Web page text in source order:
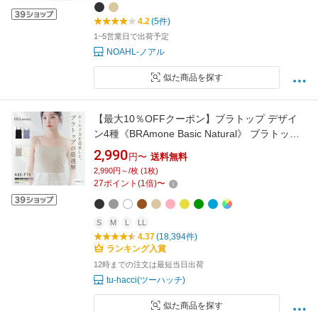
高身長 ノアル 260429 0945
4.2(5件)
1~5営業日で出荷予定
NOAHL-ノアル
似た商品を探す
【最大10％OFFクーポン】ブラトップ デザイ
ン4種《BRAmone Basic Natural》 ブラトップ
キャミソール 綿 締め付けない ブラキャミ ノン
ワイヤー カップ付きインナー カップ付きキャ
ミ 3way レディース ルームウェア 下着 イチオ
2,990 円〜 送料無料
2,990円～/枚 (1枚)
27ポイント (1倍)〜
S M L LL
4.37(18,394件)
ランキング入賞
12時までの注文は最短当日出荷
tu-hacci(ツーハッチ)
似た商品を探す